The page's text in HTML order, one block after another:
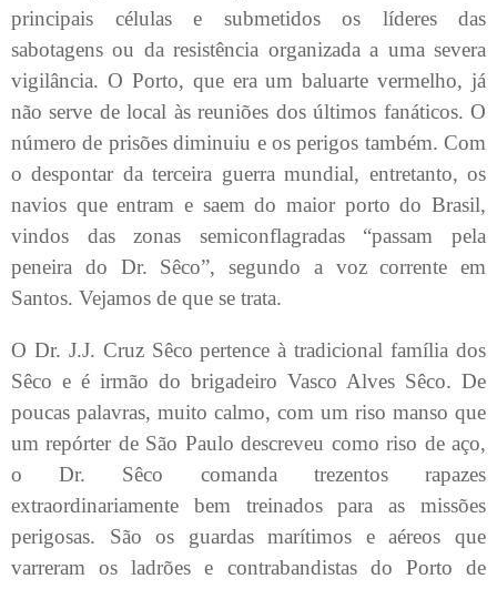
principais células e submetidos os líderes das
sabotagens ou da resistência organizada a uma severa
vigilância. O Porto, que era um baluarte vermelho, já
não serve de local às reuniões dos últimos fanáticos. O
número de prisões diminuiu e os perigos também. Com
o despontar da terceira guerra mundial, entretanto, os
navios que entram e saem do maior porto do Brasil,
vindos das zonas semiconflagradas “passam pela
peneira do Dr. Sêco”, segundo a voz corrente em
Santos. Vejamos de que se trata.
O Dr. J.J. Cruz Sêco pertence à tradicional família dos
Sêco e é irmão do brigadeiro Vasco Alves Sêco. De
poucas palavras, muito calmo, com um riso manso que
um repórter de São Paulo descreveu como riso de aço,
o Dr. Sêco comanda trezentos rapazes
extraordinariamente bem treinados para as missões
perigosas. São os guardas marítimos e aéreos que
varreram os ladrões e contrabandistas do Porto de